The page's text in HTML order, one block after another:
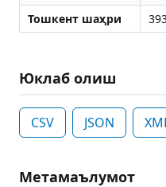
Тошкент шаҳри
Юклаб олиш
CSV JSON
Метамаълумот